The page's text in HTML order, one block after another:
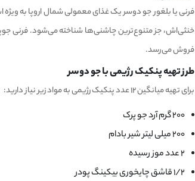
فرنی یا بلغور جو دوسر یک غذای معمولی شمال اروپا به
خنثی‌اش، جز متنوع‌ترین چاشنی‌‌ها شناخته می‌شود. فرنی
فروش می‌رسد.
طرز تهیه پنکیک رژیمی با جو دوسر
برای تهیه میانگین ۱۲ عدد پنکیک رژیمی به مواد زیر نیاز دارید:
۲۰۰ گرم آرد جو پرک
۲۰۰ میلی لیتر شیر بادام
۲ عدد موز رسیده
۱/۲ قاشق چایخوری بیکینگ پودر